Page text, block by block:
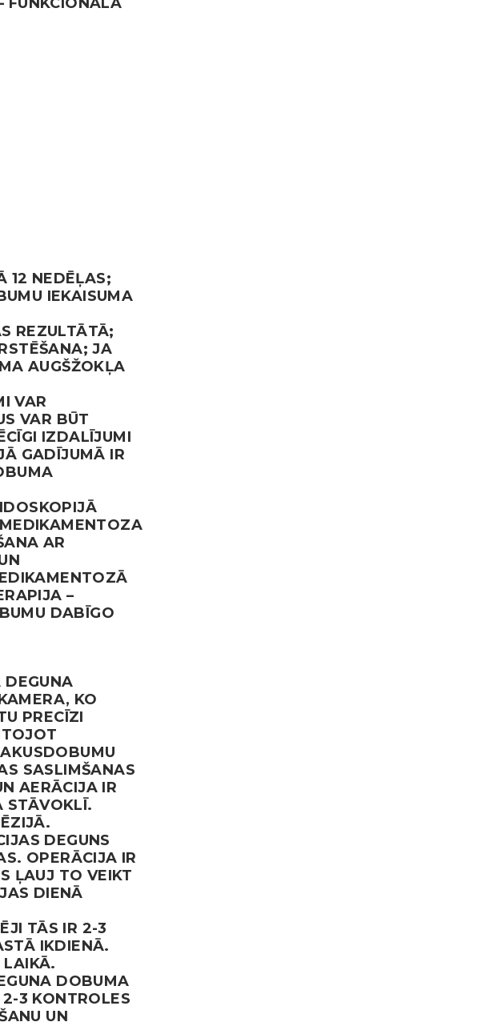
12 NEDĒĻAS;
IEKAISUMA
REZULTĀTĀ;
JA
AUGŠŽOKĻA
VAR
VAR BŪT
IZDALĪJUMI
GADĪJUMĀ IR
AR
–
DABĪGO
DEGUNA
KO
PRECĪZI
SASLIMŠANAS
AERĀCIJA IR
STĀVOKLĪ.
DEGUNS
OPERĀCIJA IR
ĻAUJ TO VEIKT
DIENĀ
TĀS IR 2-3
IKDIENĀ.
LAIKĀ.
DOBUMA
3 KONTROLES
UN